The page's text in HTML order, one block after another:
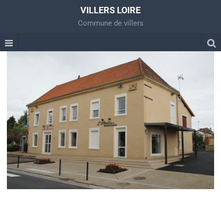
VILLERS LOIRE
Commune de villers